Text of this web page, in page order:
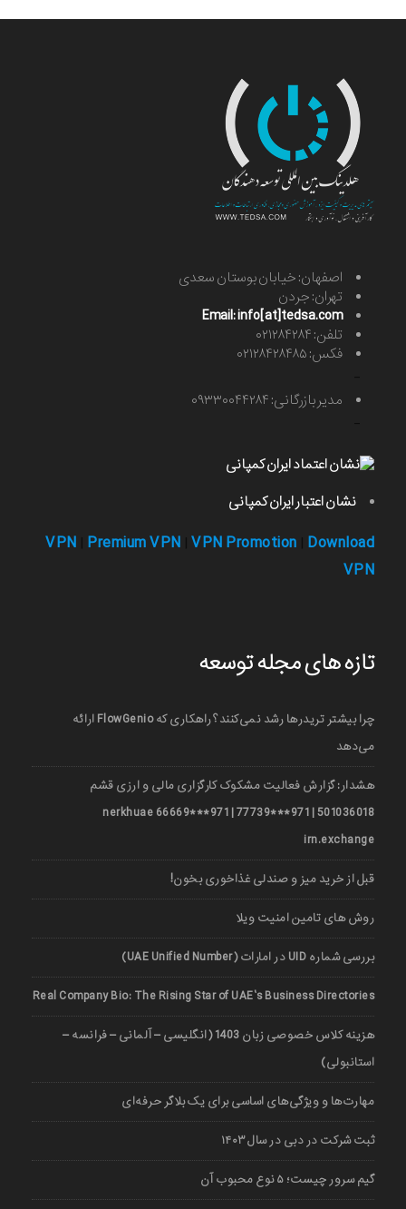
اصفهان: خیابان بوستان سعدی
تهران: جردن
Email: info[at]tedsa.com
تلفن: ۰۲۱۲۸۴۲۸۴
فکس: ۰۲۱۲۸۴۲۸۴۸۵
مدیر بازرگانی: ۰۹۳۳۰۰۴۴۲۸۴
نشان اعتبار ایران کمپانی
VPN Premium VPN VPN Promotion Download
VPN
تازه های مجله توسعه
چرا بیشتر تریدرها رشد نمی‌کنند؟ راهکاری که FlowGenio ارائه
می‌دهد
هشدار: گزارش فعالیت مشکوک کارگزاری مالی و ارزی قشم
501036018 | 971***77739 | 971***66669 nerkhuae
irn.exchange
قبل از خرید میز و صندلی غذاخوری بخون!
روش های تامین امنیت ویلا
بررسی شماره UID در امارات (UAE Unified Number)
Real Company Bio: The Rising Star of UAE’s Business Directories
هزینه کلاس خصوصی زبان 1403 (انگلیسی – آلمانی – فرانسه –
استانبولی)
مهارت‌ها و ویژگی‌های اساسی برای یک بلاگر حرفه‌ای
ثبت شرکت در دبی در سال ۱۴۰۳
گیم سرور چیست؛ ۵ نوع محبوب آن